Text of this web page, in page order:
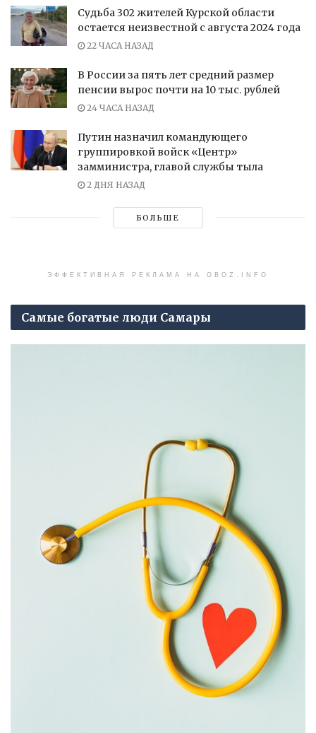
Судьба 302 жителей Курской области
остается неизвестной с августа 2024 года
22 ЧАСА НАЗАД
В России за пять лет средний размер
пенсии вырос почти на 10 тыс. рублей
24 ЧАСА НАЗАД
Путин назначил командующего
группировкой войск «Центр»
замминистра, главой службы тыла
2 ДНЯ НАЗАД
БОЛЬШЕ
ЭФФЕКТИВНАЯ РЕКЛАМА НА OBOZ.INFO
Самые богатые люди Самары